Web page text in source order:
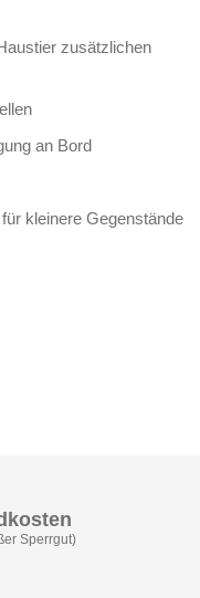
zusätzlichen
an Bord
kleinere Gegenstände
Sperrgut)